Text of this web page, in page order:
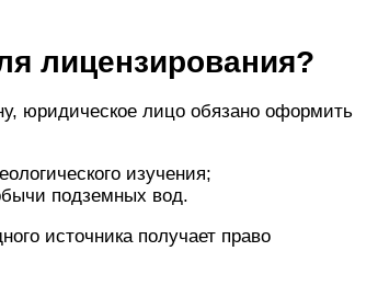
лицензирования?
юридическое лицо обязано оформить
изучения;
подземных вод.
источника получает право